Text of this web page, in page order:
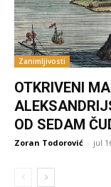
Zanimljivosti
OTKRIVENI
OD SEDAM
Zoran Todorović - jul